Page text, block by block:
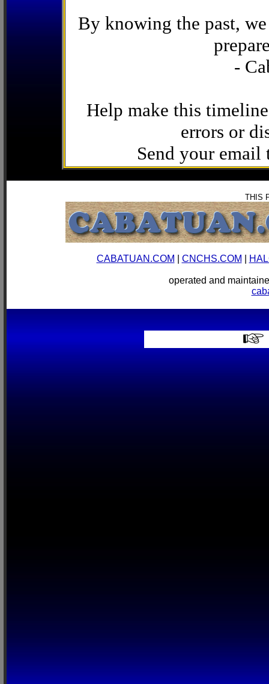
By knowing the past,
-
Help make this
errors or
Send your email
THIS
CABATUAN.COM CNCHS.COM
operated and